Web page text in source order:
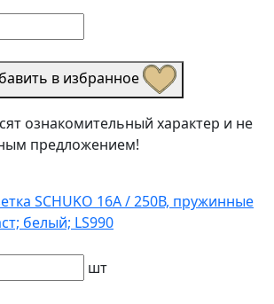
в избранное
ознакомительный характер и не
предложением!
SCHUKO 16А / 250В, пружинные
белый; LS990
шт